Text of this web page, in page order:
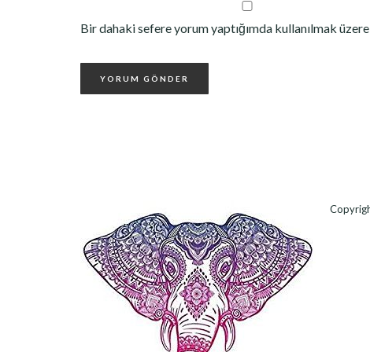
Bir dahaki sefere yorum yaptığımda kullanılmak